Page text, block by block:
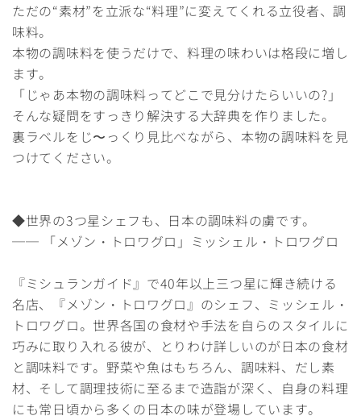
ただの“素材”を立派な“料理”に変えてくれる立役者、調
味料。
本物の調味料を使うだけで、料理の味わいは格段に増し
ます。
「じゃあ本物の調味料ってどこで見分けたらいいの?」
そんな疑問をすっきり解決する大辞典を作りました。
裏ラベルをじ〜っくり見比べながら、本物の調味料を見
つけてください。
◆世界の3つ星シェフも、日本の調味料の虜です。
── 「メゾン・トロワグロ」ミッシェル・トロワグロ
『ミシュランガイド』で40年以上三つ星に輝き続ける
名店、『メゾン・トロワグロ』のシェフ、ミッシェル・
トロワグロ。世界各国の食材や手法を自らのスタイルに
巧みに取り入れる彼が、とりわけ詳しいのが日本の食材
と調味料です。野菜や魚はもちろん、調味料、だし素
材、そして調理技術に至るまで造詣が深く、自身の料理
にも常日頃から多くの日本の味が登場しています。